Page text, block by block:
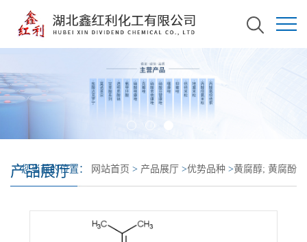
产品展厅
您当前的位置： 网站首页 > 产品展厅 >优势品种 >黄腐醇; 黄腐酚